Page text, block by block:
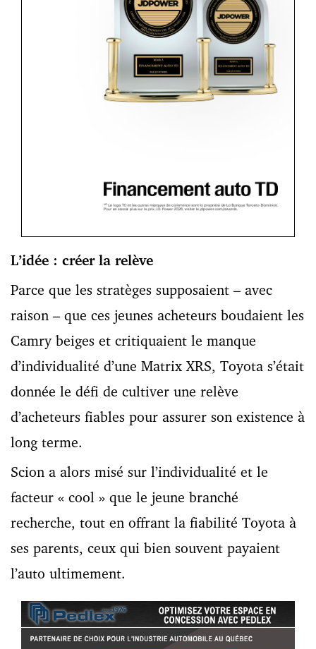
L’idée : créer la relève
Parce que les stratèges supposaient – avec
raison – que ces jeunes acheteurs boudaient les
Camry beiges et critiquaient le manque
d’individualité d’une Matrix XRS, Toyota s’était
donnée le défi de cultiver une relève
d’acheteurs fiables pour assurer son existence à
long terme.
Scion a alors misé sur l’individualité et le
facteur « cool » que le jeune branché
recherche, tout en offrant la fiabilité Toyota à
ses parents, ceux qui bien souvent payaient
l’auto ultimement.